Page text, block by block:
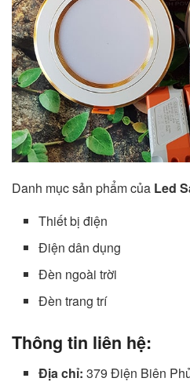
Danh mục sản phẩm của Led
Thiết bị điện
Điện dân dụng
Đèn ngoài trời
Đèn trang trí
Thông tin liên hệ:
Địa chỉ: 379 Điện Biên